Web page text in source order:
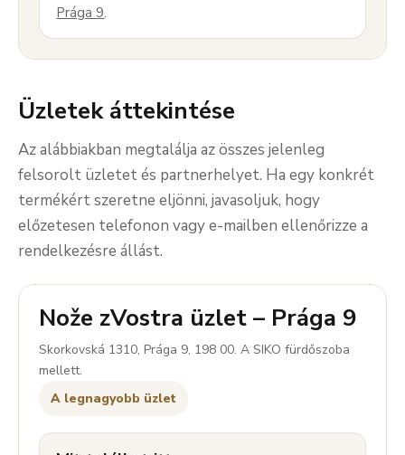
Prága 9.
Üzletek áttekintése
Az alábbiakban megtalálja az összes jelenleg
felsorolt üzletet és partnerhelyet. Ha egy konkrét
termékért szeretne eljönni, javasoljuk, hogy
előzetesen telefonon vagy e-mailben ellenőrizze a
rendelkezésre állást.
Nože zVostra üzlet – Prága 9
Skorkovská 1310, Prága 9, 198 00. A SIKO fürdőszoba
mellett.
A legnagyobb üzlet